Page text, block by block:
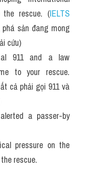
rescue. (IELTS
sản đang mong
cứu)
911 and a law
to your rescue.
cả phải gọi 911 và
a passer-by
pressure on the
rescue.